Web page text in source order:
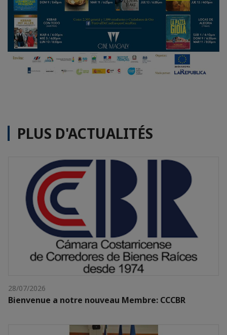
PLUS D'ACTUALITÉS
28/07/2026
Bienvenue a notre nouveau Membre: CCCBR